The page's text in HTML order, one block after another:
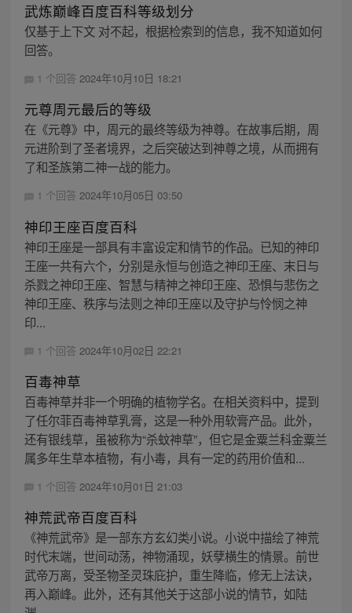
武炼巅峰百度百科等级划分
仅基于上下文 对不起，根据检索到的信息，我不知道如何
回答。
1 个回答 2024年10月10日 18:21
元尊周元最后的等级
在《元尊》中，周元的最终等级为神尊。在故事后期，周
元进阶到了圣者境界，之后突破达到神尊之境，从而拥有
了和圣族第二神一战的能力。
1 个回答 2024年10月05日 03:50
神印王座百度百科
神印王座是一部具有丰富设定和情节的作品。已知的神印
王座一共有六个，分别是永恒与创造之神印王座、末日与
杀戮之神印王座、智慧与精神之神印王座、恐惧与悲伤之
神印王座、秩序与法则之神印王座以及守护与怜悯之神
印...
1 个回答 2024年10月02日 22:21
百毒神草
百毒神草并非一个明确的植物学名。在相关资料中，提到
了任尔菲百毒神草乳膏，这是一种外用软膏产品。此外，
还有银线草，虽被称为“杀蚊神草”，但它是金粟兰科金粟兰
属多年生草本植物，有小毒，具有一定的药用价值和...
1 个回答 2024年10月01日 21:03
神荒武帝百度百科
《神荒武帝》是一部东方玄幻类小说。小说中描绘了神荒
时代末端，世间动荡，神物涌现，妖孽横生的情景。前世
武帝万离，受圣物圣灵珠庇护，重生降临，修无上法诀，
再入巅峰。此外，还有其他关于这部小说的情节，如陆